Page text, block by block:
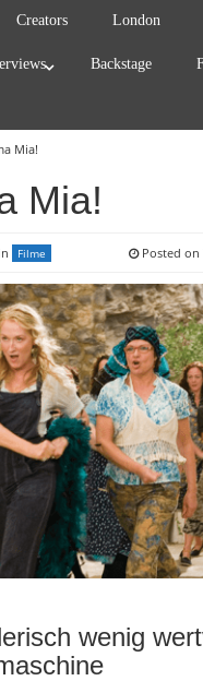
Creators London
Backstage
Mia!
Mia!
Filme Posted on
wenig